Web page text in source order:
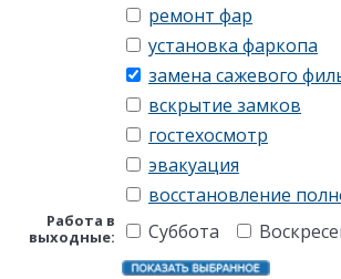
ремонт фар
установка фаркопа
замена сажевого
вскрытие замков
гостехосмотр
эвакуация
восстановление
Работа в
выходные:
Суббота